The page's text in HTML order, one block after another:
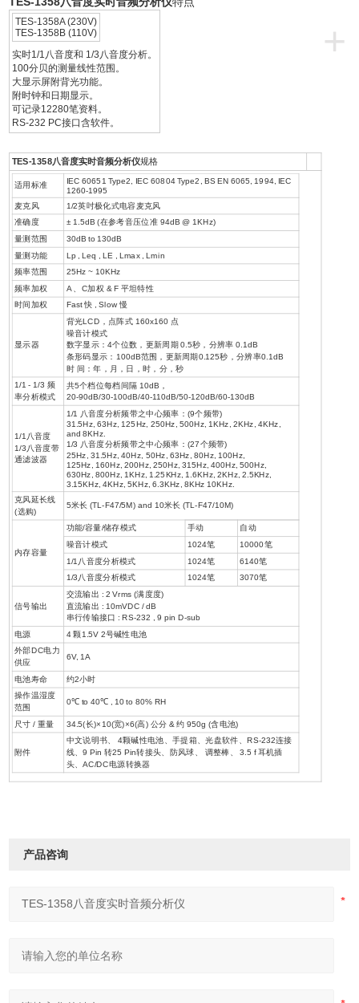
+
TES-1358A (230V)
TES-1358B (110V)
实时1/1八音度和 1/3八音度分析。
100分贝的测量线性范围。
大显示屏附背光功能。
附时钟和日期显示。
可记录12280笔资料。
RS-232 PC接口含软件。
TES-1358八音度实时音频分析仪规格
适用标准 IEC 60651 Type2, IEC 60804 Type2, BS EN 6065, 1994, IEC
1260-1995
麦克风 1/2英吋极化式电容麦克风
准确度
± 1.5dB (在参考音压位准 94dB @ 1KHz)
量测范围
30dB to 130dB
量测功能 Lp , Leq , LE , Lmax , Lmin
频率范围
25Hz ~ 10KHz
频率加权
A 、C加权 & F 平坦特性
时间加权
Fast 快 , Slow 慢
显示器
背光LCD，点阵式 160x160 点
噪音计模式
数字显示：4个位数，更新周期 0.5秒，分辨率 0.1dB
条形码显示：100dB范围，更新周期0.125秒，分辨率0.1dB
时 间：年，月，日，时，分，秒
1/1 - 1/3 频
率分析模式
共5个档位每档间隔 10dB，
20-90dB/30-100dB/40-110dB/50-120dB/60-130dB
1/1八音度
1/3八音度带
通滤波器
1/1 八音度分析频带之中心频率：(9个频带)
31.5Hz, 63Hz, 125Hz, 250Hz, 500Hz, 1KHz, 2KHz, 4KHz,
and 8KHz.
1/3 八音度分析频带之中心频率：(27个频带)
25Hz, 31.5Hz, 40Hz, 50Hz, 63Hz, 80Hz, 100Hz,
125Hz, 160Hz, 200Hz, 250Hz, 315Hz, 400Hz, 500Hz,
630Hz, 800Hz, 1KHz, 1.25KHz, 1.6KHz, 2KHz, 2.5KHz,
3.15KHz, 4KHz, 5KHz, 6.3KHz, 8KHz 10KHz.
克风延长线
(选购)
5米长 (TL-F47/5M) and 10米长 (TL-F47/10M)
内存容量
功能/容量/储存模式 手动 自动
噪音计模式 1024笔
10000笔
1/1八音度分析模式
1024笔 6140笔
1/3八音度分析模式 1024笔 3070笔
信号输出
交流输出 : 2 Vrms (满度度)
直流输出 : 10mVDC / dB
串行传输接口 : RS-232 , 9 pin D-sub
电源
4 颗1.5V 2号碱性电池
外部DC电力
供应
6V, 1A
电池寿命 约2小时
操作温湿度
范围
0℃ to 40℃ , 10 to 80% RH
尺寸 / 重量 34.5(长)×10(宽)×6(高) 公分 & 约 950g (含电池)
附件
中文说明书、 4颗碱性电池、手提箱、光盘软件、RS-232连接
线、9 Pin 转25 Pin转接头、防风球、 调整棒、 3.5 f 耳机插
头、AC/DC电源转换器
产品咨询